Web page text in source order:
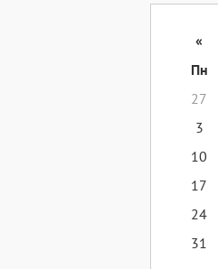
«
Пн
27
3
10
17
24
31